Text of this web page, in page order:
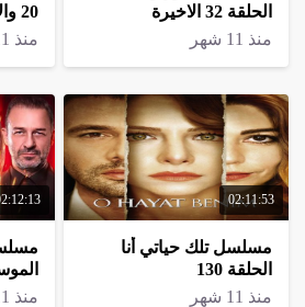
الحلقة 32 الاخيرة
منذ 11 شهر
20 والاخيرة
منذ 11 شهر
02:11:53
مسلسل تلك حياتي أنا
الحلقة 130
منذ 11 شهر
منذ 11 شهر